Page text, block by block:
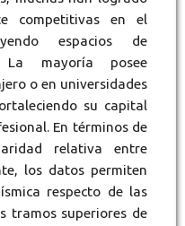
competitivas en el
espacios de
La mayoría posee
o en universidades
su capital
En términos de
relativa entre
los datos permiten
respecto de las
tramos superiores de